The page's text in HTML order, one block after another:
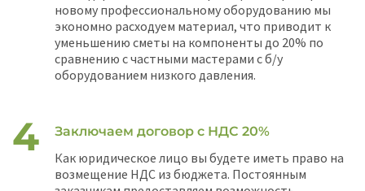
новому профессиональному оборудованию мы
экономно расходуем материал, что приводит к
уменьшению сметы на компоненты до 20% по
сравнению с частными мастерами с б/у
оборудованием низкого давления.
Заключаем договор с НДС 20%
Как юридическое лицо вы будете иметь право на
возмещение НДС из бюджета. Постоянным